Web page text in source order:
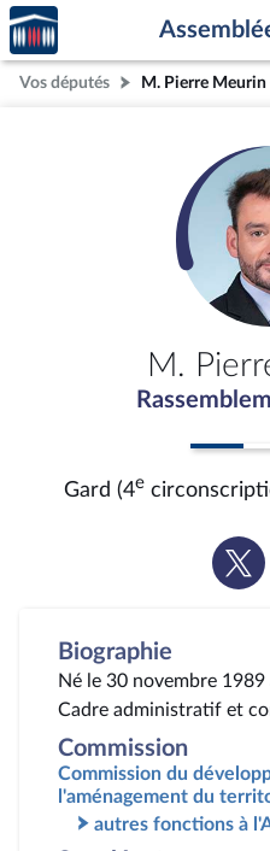
Aller au contenu
Aller en bas de la page
Accèder
à la
page
d'accueil
Vos députés
M.
Gard (4e
Voir
la
Biographie
Né le 30 novembre 1989
Cadre administratif et
Commission
Commission du
l'aménagement du
autres fonctions à